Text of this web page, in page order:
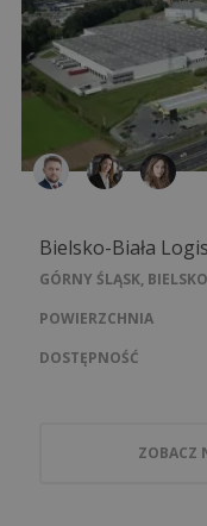
Bielsko-Biała
GÓRNY ŚLĄSK,
POWIERZCHNIA
DOSTĘPNOŚĆ
ZOBACZ